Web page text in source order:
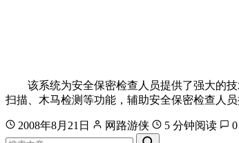
该系统为安全保密检查人员提供了强大的技
扫描、木马检测等功能，辅助安全保密检查人
2008年8月21日 网路游侠 5 分钟阅读 0